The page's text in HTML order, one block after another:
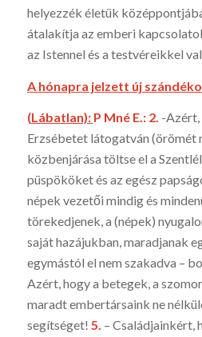
helyezzék éle­tük
átalakítja az emberi
az Istennel és a testvéreikkel
A hónapra jelzett új
(Lábatlan): P Mné E.: 2. -Azért,
Erzsébetet látogatván (örömét
közbenjárása töltse el a
püspököket és az egész
népek vezetői mindig és
törekedje­nek, a (népek)
saját hazájukban, ma­radjanak
egymástól el nem szakadva –
Azért, hogy a betegek, a
maradt embertársaink ne
segítséget! 5. – Családjainkért,